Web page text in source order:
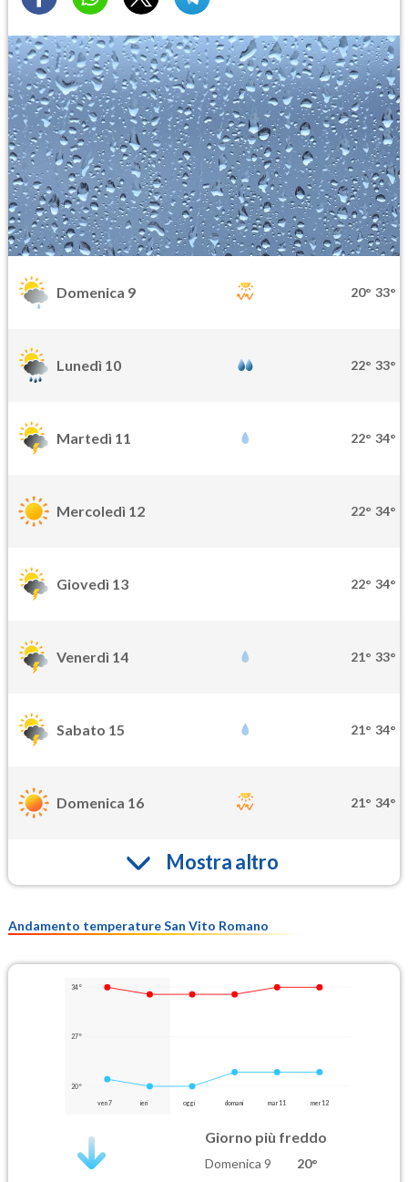
Domenica 9 20° 33°
Lunedì 10 22° 33°
Martedì 11 22° 34°
Mercoledì 12 22° 34°
Giovedì 13 22° 34°
Venerdì 14 21° 33°
Sabato 15 21° 34°
Domenica 16 21° 34°
Mostra altro
Andamento temperature San Vito Romano
34°
27°
20°
ven 7 ieri oggi domani mar 11 mer 12
Giorno più freddo
Domenica 9 20°